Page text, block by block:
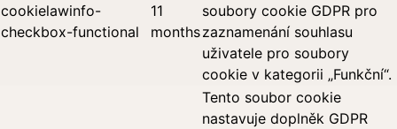
cookielawinfo-
checkbox-functional
11
months
soubory cookie GDPR pro
zaznamenání souhlasu
uživatele pro soubory
cookie v kategorii „Funkční“.
Tento soubor cookie
nastavuje doplněk GDPR